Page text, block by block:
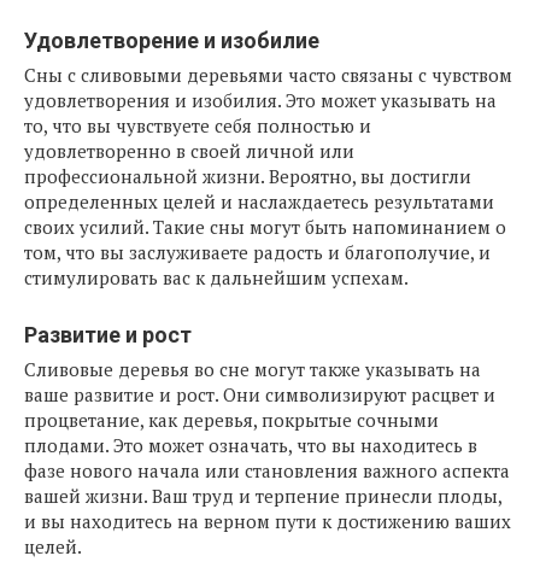
Удовлетворение и изобилие
Сны с сливовыми деревьями часто связаны с чувством
удовлетворения и изобилия. Это может указывать на
то, что вы чувствуете себя полностью и
удовлетворенно в своей личной или
профессиональной жизни. Вероятно, вы достигли
определенных целей и наслаждаетесь результатами
своих усилий. Такие сны могут быть напоминанием о
том, что вы заслуживаете радость и благополучие, и
стимулировать вас к дальнейшим успехам.
Развитие и рост
Сливовые деревья во сне могут также указывать на
ваше развитие и рост. Они символизируют расцвет и
процветание, как деревья, покрытые сочными
плодами. Это может означать, что вы находитесь в
фазе нового начала или становления важного аспекта
вашей жизни. Ваш труд и терпение принесли плоды,
и вы находитесь на верном пути к достижению ваших
целей.